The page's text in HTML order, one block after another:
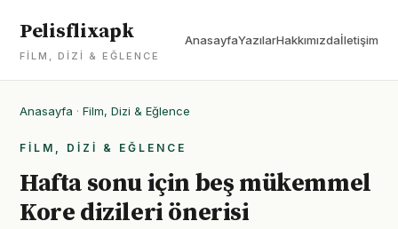
Pelisflixapk
FILM, DIZI & EĞLENCE
AnasayfaYazılarHakkımızdaİletişim
Anasayfa · Film, Dizi & Eğlence
FILM, DIZI & EĞLENCE
Hafta sonu için beş mükemmel
Kore dizileri önerisi